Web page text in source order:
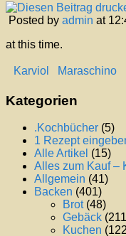
Posted by admin at
at this time.
Karviol Maraschino
Kategorien
.Kochbücher (5)
1 Rezept
Alle Artikel (15)
Alles zum Kauf –
Allgemein (41)
Backen (401)
Brot(48)
Gebäck
Kuchen